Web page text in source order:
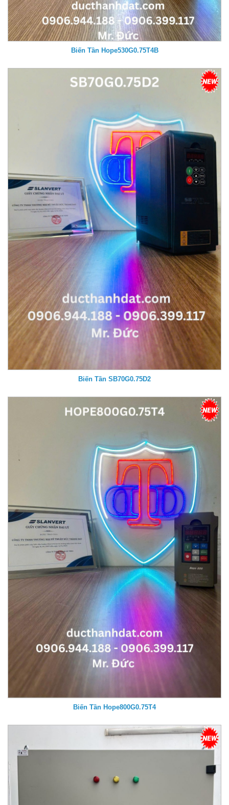
Biến Tần Hope530G0.75T4B
Biến Tần SB70G0.75D2
Biến Tần Hope800G0.75T4